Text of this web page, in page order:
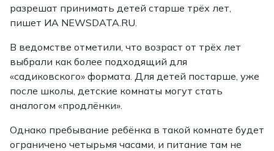
разрешат принимать детей старше трёх лет,
пишет ИА NEWSDATA.RU.
В ведомстве отметили, что возраст от трёх лет
выбрали как более подходящий для
«садиковского» формата. Для детей постарше, уже
после школы, детские комнаты могут стать
аналогом «продлёнки».
Однако пребывание ребёнка в такой комнате будет
ограничено четырьмя часами, и питание там не